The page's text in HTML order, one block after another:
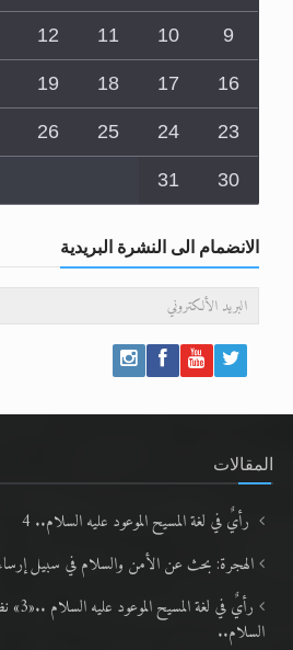
9
10
11
12
16
17
18
19
23
24
25
26
30
31
الانضمام الى النشرة البريدية
المقالات
رأيٌ في لغة المسيح الموعود عليه السلام.. 4
الهجرة: بحث عن الأمن والسلام في سبيل
رأيٌ
السلام..